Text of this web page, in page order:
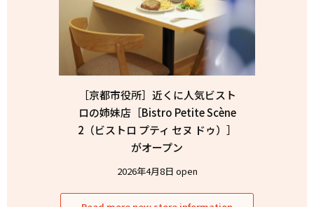
［京都市役所］近くに人気ビスト
ロの姉妹店［Bistro Petite Scène
2（ビストロ プティ セヌ ドゥ）］
がオープン
2026年4月8日 open